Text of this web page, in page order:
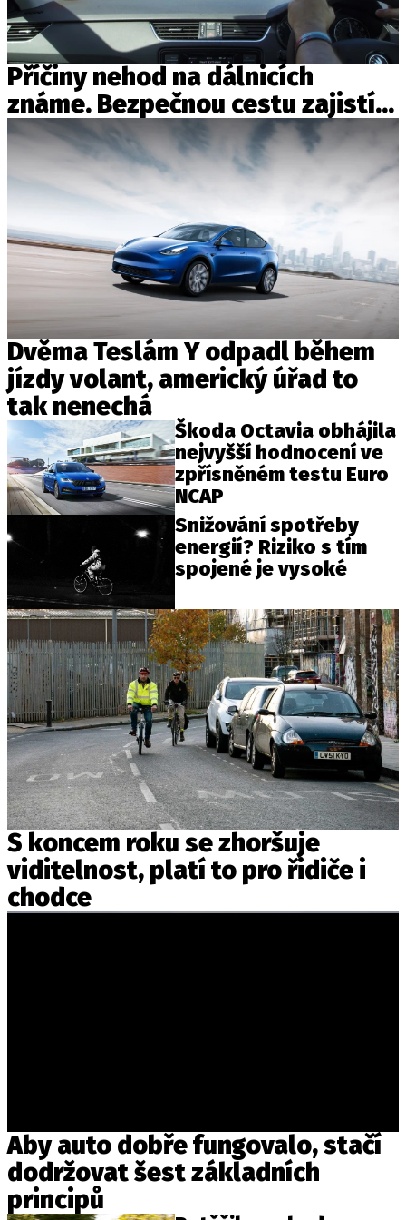
ČEŠI V AKCI
FIA CEZ & POHÁRY
MEZINÁRODNÍ SCÉNA
SLEDUJTE NÁS NA
Máte příběh, fotku nebo video?
Pošlete e-mail na autoroad.cz
ETICKÝ KODEX
VYDAVATEL
INZERCE
OSOBNÍ ÚDAJE / COOKIES
Provozovatelem serveru autoroad.cz je
INCORP MEDIA GROUP s.r.o., IČ: 118 23 054
Příčiny nehod na dálnicích
známe. Bezpečnou cestu zajistí...
Dvěma Teslám Y odpadl během
jízdy volant, americký úřad to
tak nenechá
Škoda Octavia obhájila
nejvyšší hodnocení ve
zpřísněném testu Euro
NCAP
Snižování spotřeby
energií? Riziko s tím
spojené je vysoké
S koncem roku se zhoršuje
viditelnost, platí to pro řidiče i
chodce
Aby auto dobře fungovalo, stačí
dodržovat šest základních
principů